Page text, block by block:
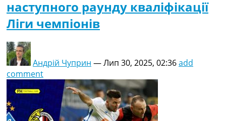
наступного раунду кваліфікації
Ліги чемпіонів
Андрій Чуприн —Лип 30, 2025, 02:36add
comment